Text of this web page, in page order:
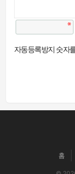
자동등록방지 숫자
홈